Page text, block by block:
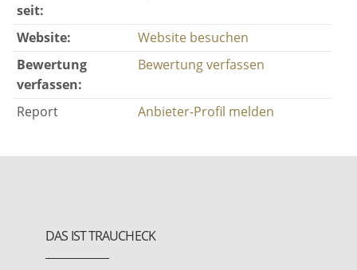
seit:
Website:
Website besuchen
Bewertung
verfassen:
Bewertung verfassen
Report Anbieter-Profil melden
DAS IST TRAUCHECK